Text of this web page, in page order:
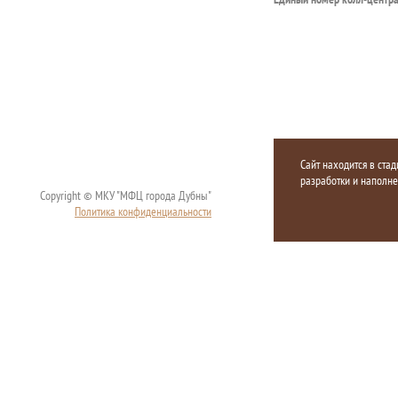
Copyright © МКУ "МФЦ города Дубны"
Политика конфиденциальности
Сайт находится в
разработки и